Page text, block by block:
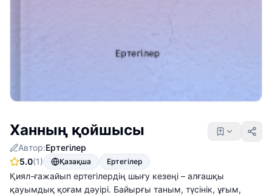
Ханның қойшысы
Автор:Ертегілер
5.0(1) Қазақша Ертегілер
Қиял-ғажайып ертегілердің шығу кезеңі – алғашқы
қауымдық қоғам дәуірі. Байырғы таным, түсінік, ұғым,